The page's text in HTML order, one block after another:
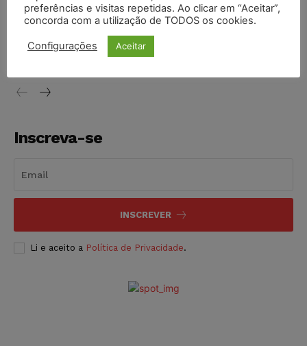
STF inicia julgamento sobre constitucionalidade da
proibição dos jogos de azar no Brasil
Inscreva-se
INSCREVER
Li e aceito a Política de Privacidade.
preferências e visitas repetidas. Ao clicar em “Aceitar”,
concorda com a utilização de TODOS os cookies.
Configurações Aceitar